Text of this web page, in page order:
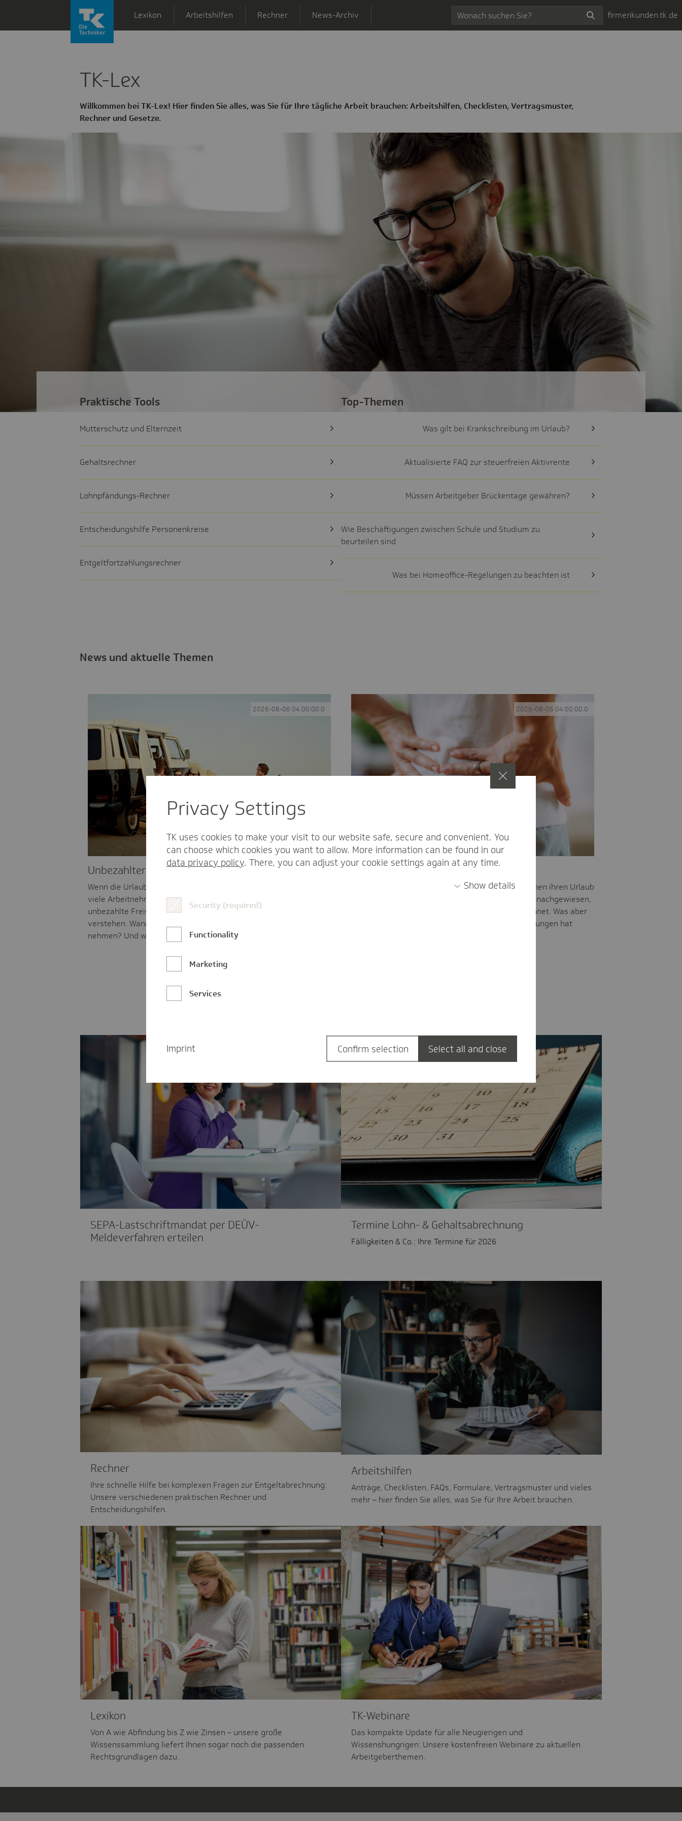
Zum Hauptinhalt springen
Lexikon Arbeitshilfen Rechner News-Archiv firmenkunden.tk.de
Techniker Krankenkasse Lexikon
TK-Lex
Willkommen bei TK-Lex! Hier finden Sie alles, was Sie für Ihre tägliche Arbeit brauchen: Arbeitshilfen, Checklisten, Vertragsmuster,
Rechner und Gesetze.
Praktische Tools
Mutterschutz und Elternzeit
Gehaltsrechner
Lohnpfändungs-Rechner
Entscheidungshilfe Personenkreise
Entgeltfortzahlungsrechner
Top-Themen
Was gilt bei Krankschreibung im Urlaub?
Aktualisierte FAQ zur steuerfreien Aktivrente
Müssen Arbeitgeber Brückentage gewähren?
Wie Beschäftigungen zwischen Schule und Studium zu
beurteilen sind
Was bei Homeoffice-Regelungen zu beachten ist
News und aktuelle Themen
2026-08-06 04:00:00.0
Unbezahlter Urlaub
Wenn die Urlaubstage im Jahr nicht ausreichen, wünschen sich
viele Arbeitnehmende unbezahlten Urlaub. Darunter ist eine
unbezahlte Freistellung von der Arbeit durch den Arbeitgeber zu
verstehen. Wann dürfen Arbeitnehmende unbezahlten Urlaub
nehmen? Und wofür gibt es Sonderurlaub?
2026-08-05 04:00:00.0
Urlaubsanspruch bei Krankheit
Arbeitnehmende, die im Urlaub krank werden, können ihren Urlaub
nachholen. Werden die Tage mit ärztlichem Attest nachgewiesen,
werden diese auf den Jahresurlaub nicht angerechnet. Was aber
gilt bei einer Langzeiterkrankung? Welche Auswirkungen hat
SEPA-Lastschriftmandat per DEÜV-
Meldeverfahren erteilen
Termine Lohn- & Gehaltsabrechnung
Fälligkeiten & Co.: Ihre Termine für 2026
Rechner
Ihre schnelle Hilfe bei komplexen Fragen zur Entgeltabrechnung:
Unsere verschiedenen praktischen Rechner und
Entscheidungshilfen.
Arbeitshilfen
Anträge, Checklisten, FAQs, Formulare, Vertragsmuster und vieles
mehr – hier finden Sie alles, was Sie für Ihre Arbeit brauchen.
Lexikon
Von A wie Abfindung bis Z wie Zinsen – unsere große
Wissenssammlung liefert Ihnen sogar noch die passenden
Rechtsgrundlagen dazu.
TK-Webinare
Das kompakte Update für alle Neugierigen und
Wissenshungrigen: Unsere kostenfreien Webinare zu aktuellen
Arbeitgeberthemen.
Privacy Settings
TK uses cookies to make your visit to our website safe, secure and convenient. You
can choose which cookies you want to allow. More information can be found in our
data privacy policy. There, you can adjust your cookie settings again at any time.
Show details
Security (required)
Functionality
Marketing
Services
Imprint Confirm selection Select all and close